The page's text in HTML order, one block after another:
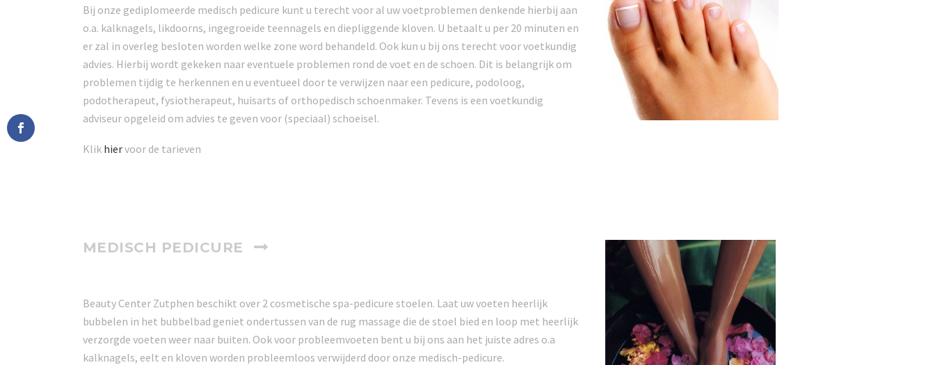
Bij onze gediplomeerde medisch pedicure kunt u terecht voor al uw voetproblemen denkende hierbij aan
o.a. kalknagels, likdoorns, ingegroeide teennagels en diepliggende kloven. U betaalt u per 20 minuten en
er zal in overleg besloten worden welke zone word behandeld. Ook kun u bij ons terecht voor voetkundig
advies. Hierbij wordt gekeken naar eventuele problemen rond de voet en de schoen. Dit is belangrijk om
problemen tijdig te herkennen en u eventueel door te verwijzen naar een pedicure, podoloog,
podotherapeut, fysiotherapeut, huisarts of orthopedisch schoenmaker. Tevens is een voetkundig
adviseur opgeleid om advies te geven voor (speciaal) schoeisel.
Klik hiervoor de tarieven
MEDISCH PEDICURE
Beauty Center Zutphen beschikt over 2 cosmetische spa-pedicure stoelen. Laat uw voeten heerlijk
bubbelen in het bubbelbad geniet ondertussen van de rug massage die de stoel bied en loop met heerlijk
verzorgde voeten weer naar buiten. Ook voor probleemvoeten bent u bij ons aan het juiste adres o.a
kalknagels, eelt en kloven worden probleemloos verwijderd door onze medisch-pedicure.